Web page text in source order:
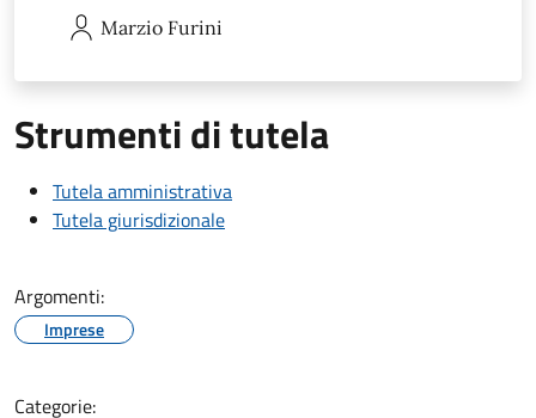
Marzio Furini
Strumenti di tutela
Tutela amministrativa
Tutela giurisdizionale
Argomenti:
Imprese
Categorie: